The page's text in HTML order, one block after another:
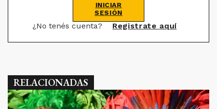
INICIAR
SESIÓN
¿No tenés cuenta? Registrate aquí
RELACIONADAS